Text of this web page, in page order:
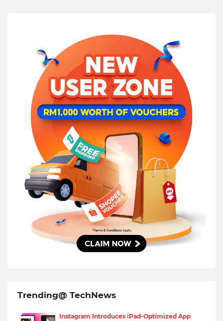
Trending@ TechNews
Instagram Introduces iPad-Optimized App